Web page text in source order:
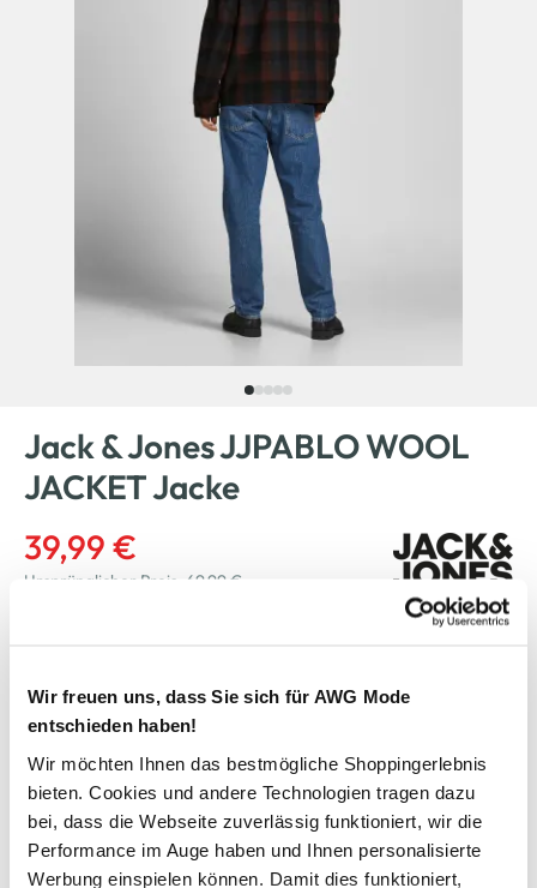
Wir freuen uns, dass Sie sich für AWG Mode
entschieden haben!
Wir möchten Ihnen das bestmögliche Shoppingerlebnis
bieten. Cookies und andere Technologien tragen dazu
bei, dass die Webseite zuverlässig funktioniert, wir die
Performance im Auge haben und Ihnen personalisierte
Werbung einspielen können. Damit dies funktioniert,
Jack & Jones JJPABLO WOOL
JACKET Jacke
39,99 €
Ursprünglicher Preis: 69,99 €
Größe: Anzahl:
Bitte wählen Sie eine Größe aus